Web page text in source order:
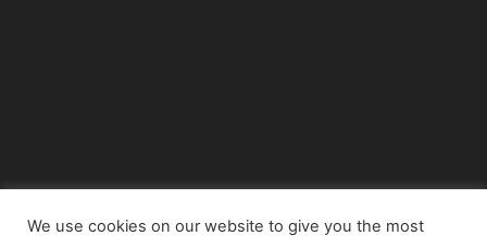
We use cookies on our website to give you the most